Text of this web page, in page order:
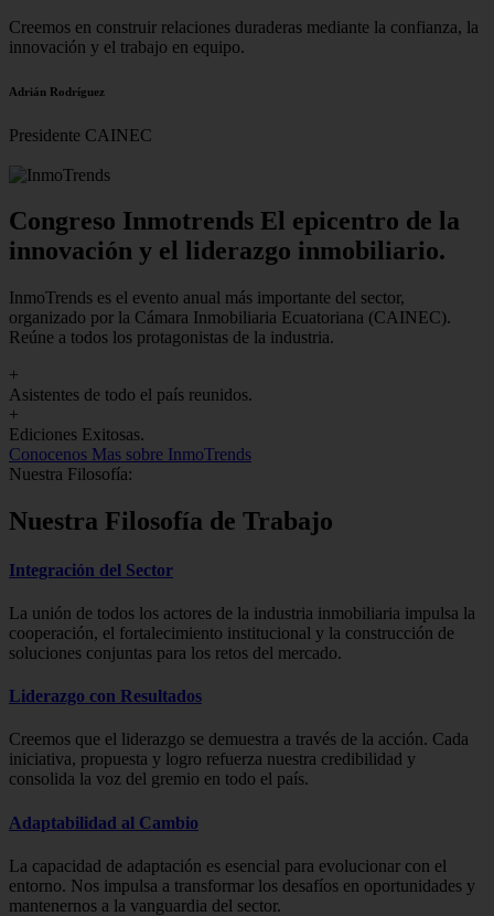
Creemos en construir relaciones duraderas mediante la confianza, la
innovación y el trabajo en equipo.
Adrián Rodríguez
Presidente CAINEC
Congreso Inmotrends El epicentro de la
innovación y el liderazgo inmobiliario.
InmoTrends es el evento anual más importante del sector,
organizado por la Cámara Inmobiliaria Ecuatoriana (CAINEC).
Reúne a todos los protagonistas de la industria.
+
Asistentes de todo el país reunidos.
+
Ediciones Exitosas.
Conocenos Mas sobre InmoTrends
Nuestra Filosofía:
Nuestra Filosofía de Trabajo
Integración del Sector
La unión de todos los actores de la industria inmobiliaria impulsa la
cooperación, el fortalecimiento institucional y la construcción de
soluciones conjuntas para los retos del mercado.
Liderazgo con Resultados
Creemos que el liderazgo se demuestra a través de la acción. Cada
iniciativa, propuesta y logro refuerza nuestra credibilidad y
consolida la voz del gremio en todo el país.
Adaptabilidad al Cambio
La capacidad de adaptación es esencial para evolucionar con el
entorno. Nos impulsa a transformar los desafíos en oportunidades y
mantenernos a la vanguardia del sector.